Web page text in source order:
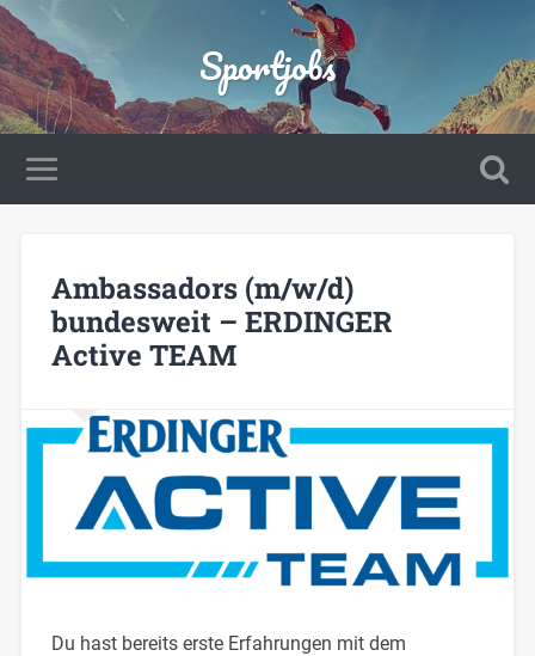
Sportjobs
Ambassadors (m/w/d)
bundesweit – ERDINGER
Active TEAM
Du hast bereits erste Erfahrungen mit dem